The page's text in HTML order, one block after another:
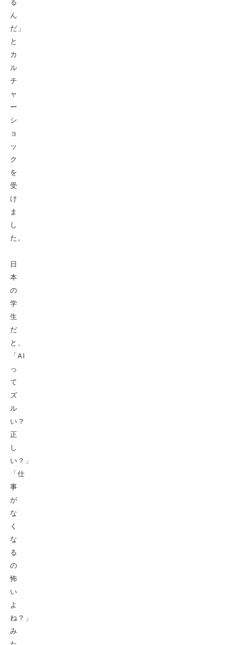
ん
だ」
と
カ
ル
チ
ャ
ー
シ
ョ
ッ
ク
を
受
け
ま
し
た。
日
本
の
学
生
だ
と、
「AI
っ
て
ズ
ル
い？
正
し
い？」
「仕
事
が
な
く
な
る
の
怖
い
よ
ね？」
み